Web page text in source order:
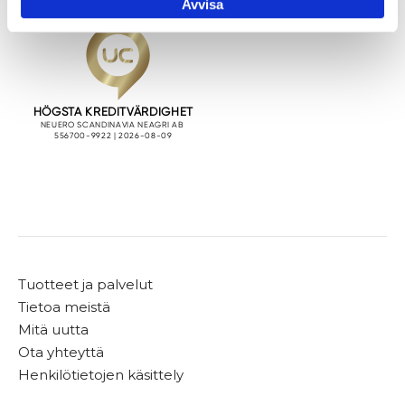
Avvisa
Tuotteet ja palvelut
Tietoa meistä
Mitä uutta
Ota yhteyttä
Henkilötietojen käsittely